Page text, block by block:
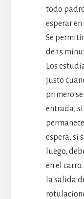
todo
esperar
Se
de 15
Los
justo
primero
entrada,
espera, si
luego,
en el
la salida